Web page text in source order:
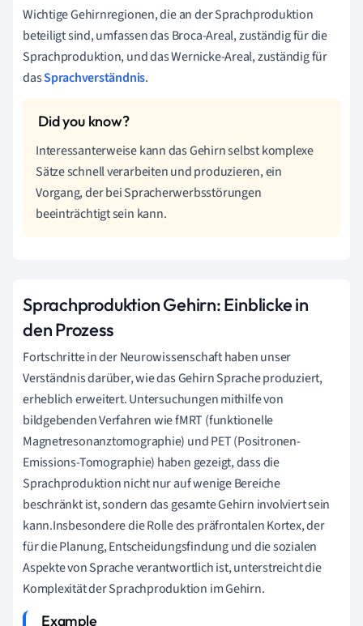
Wichtige Gehirnregionen, die an der Sprachproduktion
beteiligt sind, umfassen das Broca-Areal, zuständig für die
Sprachproduktion, und das Wernicke-Areal, zuständig für
dasSprachverständnis.
Interessanterweise kann das Gehirn selbst komplexe
Sätze schnell verarbeiten und produzieren, ein
Vorgang, der bei Spracherwerbsstörungen
beeinträchtigt sein kann.
Sprachproduktion Gehirn: Einblicke in
den Prozess
Fortschritte in der Neurowissenschaft haben unser
Verständnis darüber, wie das Gehirn Sprache produziert,
erheblich erweitert. Untersuchungen mithilfe von
bildgebenden Verfahren wie fMRT (funktionelle
Magnetresonanztomographie) und PET (Positronen-
Emissions-Tomographie) haben gezeigt, dass die
Sprachproduktion nicht nur auf wenige Bereiche
beschränkt ist, sondern das gesamte Gehirn involviert sein
kann.Insbesondere die Rolle des präfrontalen Kortex, der
für die Planung, Entscheidungsfindung und die sozialen
Aspekte von Sprache verantwortlich ist, unterstreicht die
Komplexität der Sprachproduktion im Gehirn.